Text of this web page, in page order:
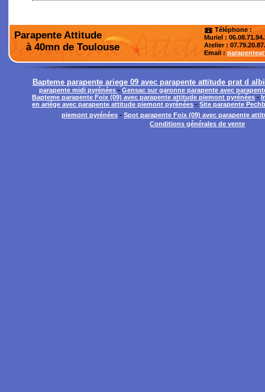
Parapente Attitude
à 40mn de Toulouse
Téléphone :
Muriel :
Atelier:
Email :
Bapteme parapente ariege 09 avec parapente attitude prat d
parapente midi pyrénées-Gensac sur garonne parapente avec
Bapteme parapente Foix (09) avec parapente attitude piemont pyrénées -
en ariége avec parapente attitude piemont pyrénées -Site parapente
piemont pyrénées - Spot parapente Foix (09) avec parapente
Conditions générales de vente